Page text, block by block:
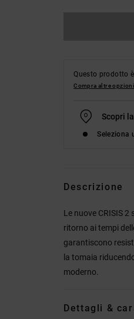
Questo prodotto
Compra altre opzioni
Scopri
Seleziona
Descrizione
Le nuove CRISIS
ritorno ai tempi
garantiscono
la tomaia
moderno.
Dettagli &